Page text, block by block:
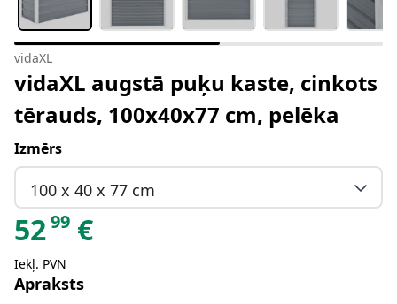
vidaXL
vidaXL augstā puķu kaste, cinkots
tērauds, 100x40x77 cm, pelēka
Izmērs
100 x 40 x 77 cm
5299 €
Iekļ. PVN
Apraksts